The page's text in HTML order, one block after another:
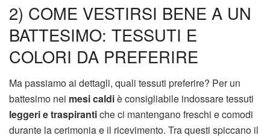
2) COME VESTIRSI BENE A UN
BATTESIMO: TESSUTI E
COLORI DA PREFERIRE
Ma passiamo ai dettagli, quali tessuti preferire? Per un
battesimo nei mesi caldiè consigliabile indossare tessuti
leggeri e traspirantiche ci mantengano freschi e comodi
durante la cerimonia e il ricevimento. Tra questi spiccano il